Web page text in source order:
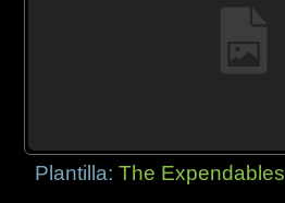
Plantilla:The Expendables